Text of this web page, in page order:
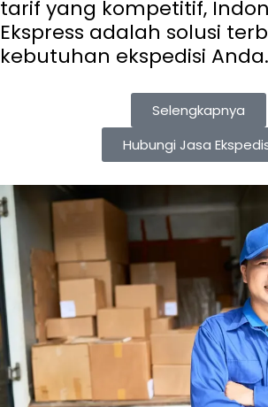
tarif yang kompetitif,
Ekspress adalah solusi
kebutuhan ekspedisi Anda.
Selengkapnya
Hubungi Jasa